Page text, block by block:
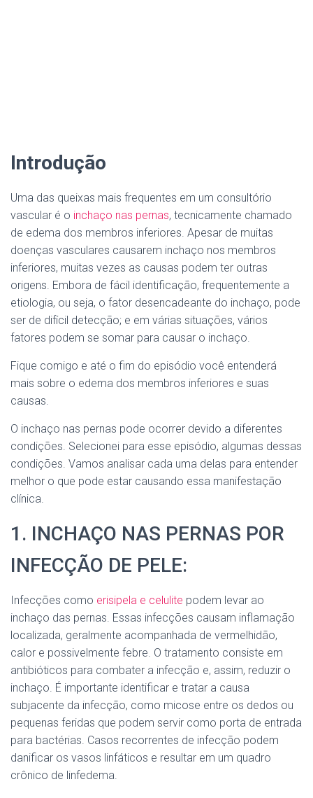
Introdução
Uma das queixas mais frequentes em um consultório
vascular é o inchaço nas pernas, tecnicamente chamado
de edema dos membros inferiores. Apesar de muitas
doenças vasculares causarem inchaço nos membros
inferiores, muitas vezes as causas podem ter outras
origens. Embora de fácil identificação, frequentemente a
etiologia, ou seja, o fator desencadeante do inchaço, pode
ser de difícil detecção; e em várias situações, vários
fatores podem se somar para causar o inchaço.
Fique comigo e até o fim do episódio você entenderá
mais sobre o edema dos membros inferiores e suas
causas.
O inchaço nas pernas pode ocorrer devido a diferentes
condições. Selecionei para esse episódio, algumas dessas
condições. Vamos analisar cada uma delas para entender
melhor o que pode estar causando essa manifestação
clínica.
1. INCHAÇO NAS PERNAS POR
INFECÇÃO DE PELE:
Infecções como erisipela e celulite podem levar ao
inchaço das pernas. Essas infecções causam inflamação
localizada, geralmente acompanhada de vermelhidão,
calor e possivelmente febre. O tratamento consiste em
antibióticos para combater a infecção e, assim, reduzir o
inchaço. É importante identificar e tratar a causa
subjacente da infecção, como micose entre os dedos ou
pequenas feridas que podem servir como porta de entrada
para bactérias. Casos recorrentes de infecção podem
danificar os vasos linfáticos e resultar em um quadro
crônico de linfedema.